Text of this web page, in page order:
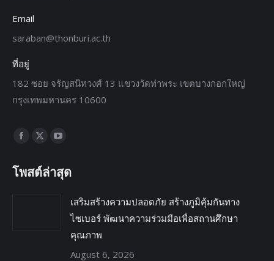
Email
saraban@thonburi.ac.th
ที่อยู่
182 ซอย จรัญสนิทวงศ์ 13 แขวงวัดท่าพระ เขตบางกอกใหญ่
กรุงเทพมหานคร 10600
Find us on:
โพสต์ล่าสุด
เสริมสร้างความปลอดภัย สร้างภูมิคุ้มกันทาง
ไซเบอร์ พัฒนาความร่วมมือเพื่อสถานศึกษา
คุณภาพ
August 6, 2026